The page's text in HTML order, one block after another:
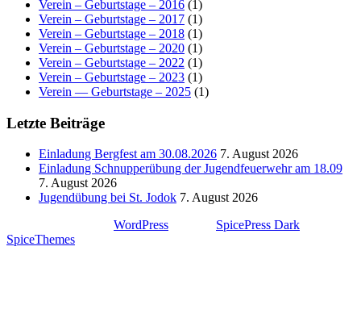
Verein – Geburtstage – 2016 (1)
Verein – Geburtstage – 2017 (1)
Verein – Geburtstage – 2018 (1)
Verein – Geburtstage – 2020 (1)
Verein – Geburtstage – 2022 (1)
Verein – Geburtstage – 2023 (1)
Verein — Geburtstage – 2025 (1)
Letzte Beiträge
Einladung Bergfest am 30.08.2026 7. August 2026
Einladung Schnupperübung der Jugendfeuerwehr am 18.09
7. August 2026
Jugendübung bei St. Jodok 7. August 2026
WordPress SpicePress Dark
SpiceThemes